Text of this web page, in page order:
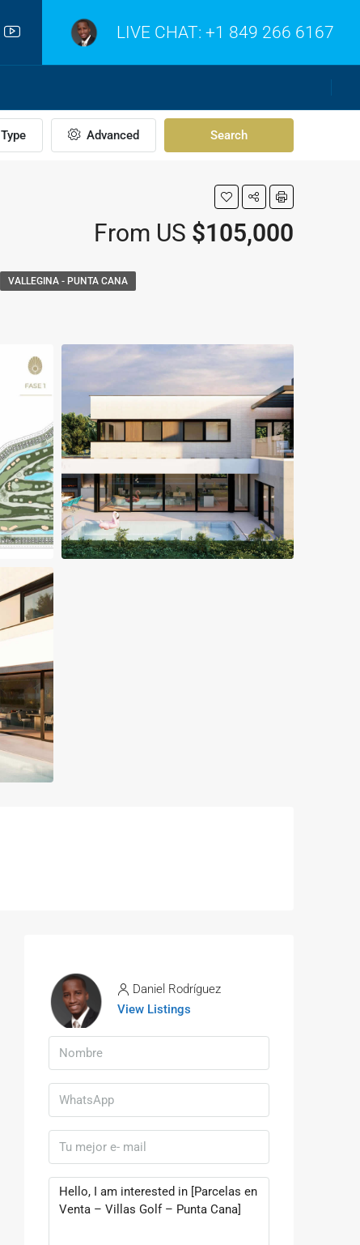
LIVE CHAT: +1 849 266 6167
Type Advanced Search
From US $105,000
VALLEGINA - PUNTA CANA
Daniel Rodríguez
View Listings